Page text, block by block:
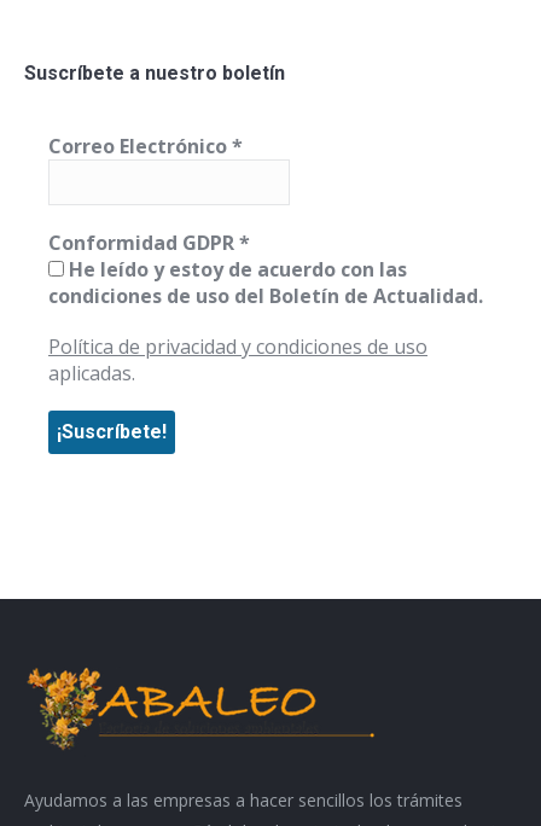
Suscríbete a nuestro boletín
Correo Electrónico*
Conformidad GDPR*
He leído y estoy de acuerdo con las
condiciones de uso del Boletín de Actualidad.
Política de privacidad y condiciones de uso
aplicadas.
Ayudamos a las empresas a hacer sencillos los trámites